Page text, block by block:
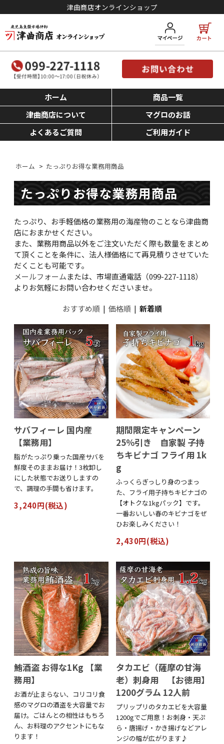
津曲商店オンラインショップ
ホーム
商品一覧
津曲商店について
マグロのお話
よくあるご質問
ご利用ガイド
ホーム > たっぷりお得な業務用商品
たっぷりお得な業務用商品
たっぷり、お手軽価格の業務用の海産物のことなら津曲商
店におまかせください。
また、業務用商品以外をご注文いただく際も数量をまとめ
て頂くことを条件に、法人様価格にて再見積りさせていた
だくことも可能です。
メールフォームまたは、市場直通電話（099-227-1118）
よりお気軽にお問い合わせくださいませ。
おすすめ順 | 価格順 | 新着順
サバフィーレ 国内産
【業務用】
脂がたっぷり乗った国産サバを
鮮度そのままお届け！3枚卸し
にした状態でお送りしますの
で、調理の手間も省けます。
3,240円(税込)
期間限定キャンペーン
25％引き 自家製 子持
ちキビナゴ フライ用 1k
g
ふっくらぎっしり身のつまっ
た、フライ用子持ちキビナゴの
【オトクな1kgパック】です。
一番おいしい春のキビナゴをぜ
ひお楽しみください！
2,430円(税込)
鮪酒盗 お得な1Kg 【業
務用】
お酒が止まらない、コリコリ食
感のマグロの酒盗を大容量でお
届け。ごはんとの相性はもちろ
ん、お料理のアクセントにもな
ります！
タカエビ（薩摩の甘海
老）刺身用 【お徳用】
1200グラム 12人前
プリップリのタカエビを大容量
1200gでご用意！お刺身・天ぷ
ら・唐揚げ・かき揚げなどアレ
ンジの幅が広がります♪